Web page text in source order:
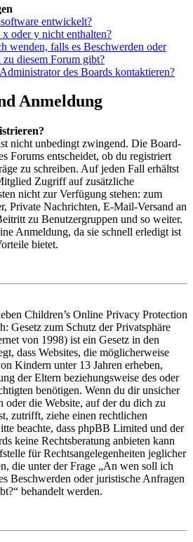
entwickelt?
oder y nicht enthalten?
wenden, falls es Beschwerden oder
diesem Forum gibt?
des Boards kontaktieren?
Anmeldung
nicht unbedingt zwingend. Die Board-
Forums entscheidet, ob du registriert
zu schreiben. Auf jeden Fall erhältst
Zugriff auf zusätzliche
nicht zur Verfügung stehen: zum
Private Nachrichten, E-Mail-Versand an
zu Benutzergruppen und so weiter.
Anmeldung, da sie schnell erledigt ist
bietet.
Children’s Online Privacy Protection
Gesetz zum Schutz der Privatsphäre
von 1998) ist ein Gesetz in den
dass Websites, die möglicherweise
Kindern unter 13 Jahren erheben,
der Eltern beziehungsweise des oder
benötigen. Wenn du dir unsicher
oder die Website, auf der du dich zu
zutrifft, ziehe einen rechtlichen
beachte, dass phpBB Limited und der
keine Rechtsberatung anbieten kann
für Rechtsangelegenheiten jeglicher
die unter der Frage „An wen soll ich
Beschwerden oder juristische Anfragen
behandelt werden.